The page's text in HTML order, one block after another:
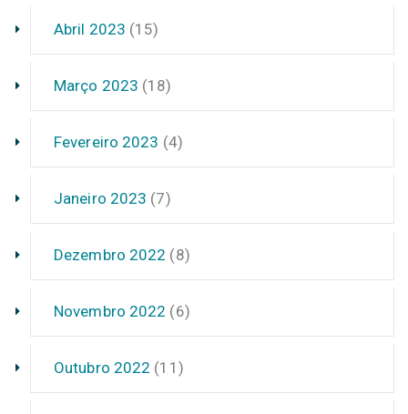
Abril 2023 (15)
Março 2023 (18)
Fevereiro 2023 (4)
Janeiro 2023 (7)
Dezembro 2022 (8)
Novembro 2022 (6)
Outubro 2022 (11)